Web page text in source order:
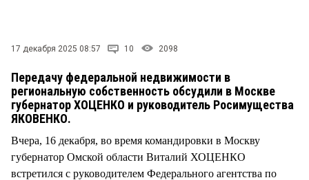
17 декабря 2025 08:57 10 2098
Передачу федеральной недвижимости в
региональную собственность обсудили в Москве
губернатор ХОЦЕНКО и руководитель Росимущества
ЯКОВЕНКО.
Вчера, 16 декабря, во время командировки в Москву
губернатор Омской области Виталий ХОЦЕНКО
встретился с руководителем Федерального агентства по